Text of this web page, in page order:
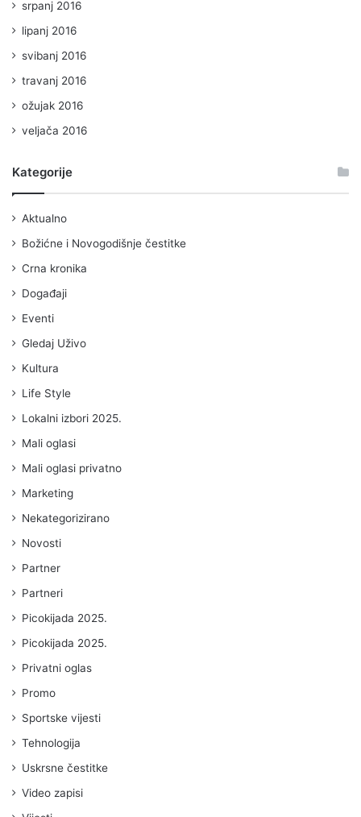
srpanj 2016
lipanj 2016
svibanj 2016
travanj 2016
ožujak 2016
veljača 2016
Kategorije
Aktualno
Božićne i Novogodišnje čestitke
Crna kronika
Događaji
Eventi
Gledaj Uživo
Kultura
Life Style
Lokalni izbori 2025.
Mali oglasi
Mali oglasi privatno
Marketing
Nekategorizirano
Novosti
Partner
Partneri
Picokijada 2025.
Picokijada 2025.
Privatni oglas
Promo
Sportske vijesti
Tehnologija
Uskrsne čestitke
Video zapisi